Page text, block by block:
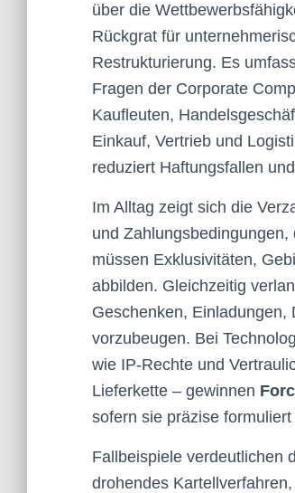
über die
Rückgrat für
Restrukturierung. Es
Fragen der Corporate
Kaufleuten,
Einkauf, Vertrieb und
reduziert Haftungsfallen
Im Alltag zeigt sich die
und
müssen Exklusivitäten,
abbilden. Gleichzeitig
Geschenken, Einladungen,
vorzubeugen. Bei
wie IP-Rechte und
Lieferkette – gewinnen
sofern sie präzise formuliert
Fallbeispiele verdeutlichen
drohendes